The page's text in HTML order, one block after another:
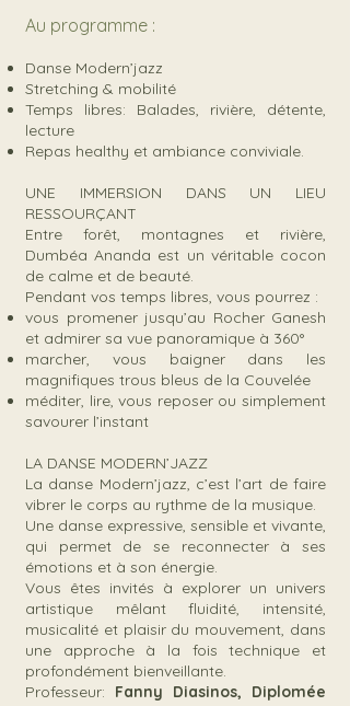
Au programme :
Danse Modern’jazz
Stretching & mobilité
Temps libres: Balades, rivière, détente,
lecture
Repas healthy et ambiance conviviale.
UNE IMMERSION DANS UN LIEU
RESSOURÇANT
Entre forêt, montagnes et rivière,
Dumbéa Ananda est un véritable cocon
de calme et de beauté.
Pendant vos temps libres, vous pourrez :
vous promener jusqu’au Rocher Ganesh
et admirer sa vue panoramique à 360°
marcher, vous baigner dans les
magnifiques trous bleus de la Couvelée
méditer, lire, vous reposer ou simplement
savourer l’instant
LA DANSE MODERN’JAZZ
La danse Modern’jazz, c’est l’art de faire
vibrer le corps au rythme de la musique.
Une danse expressive, sensible et vivante,
qui permet de se reconnecter à ses
émotions et à son énergie.
Vous êtes invités à explorer un univers
artistique mêlant fluidité, intensité,
musicalité et plaisir du mouvement, dans
une approche à la fois technique et
profondément bienveillante.
Professeur: Fanny Diasinos, Diplomée